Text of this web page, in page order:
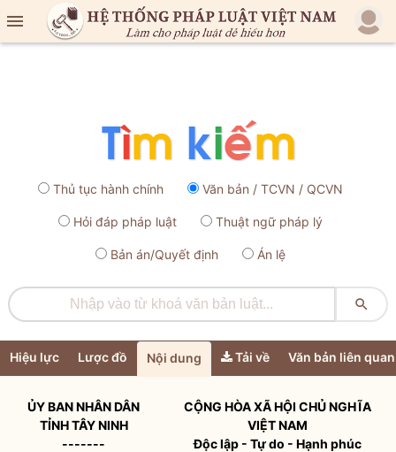

Thủ tục hành chính Văn bản / TCVN / QCVN
Hỏi đáp pháp luật Thuật ngữ pháp lý
Bản án/Quyết định Án lệ

Hiệu lực Lược đồ Nội dung Tải về Văn bản liên quan
ỦY BANNHÂN DÂN
TỈNH TÂY NINH
-------
CỘNG HÒA XÃ HỘI CHỦ NGHĨA
VIỆT NAM
Độc lập - Tự do - Hạnh phúc